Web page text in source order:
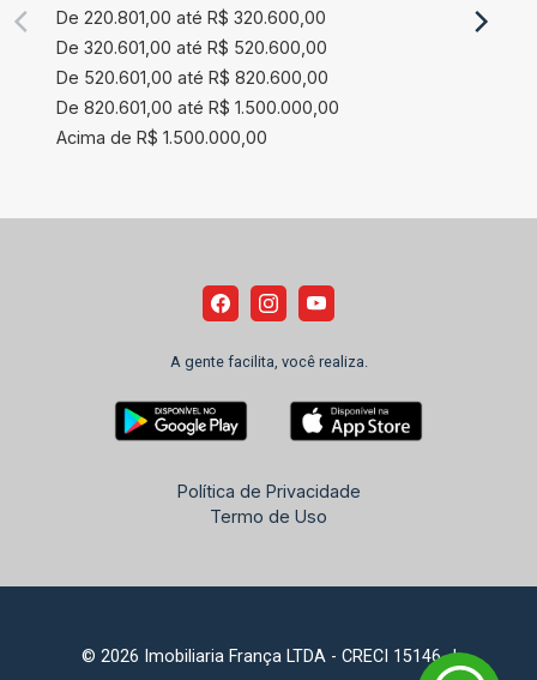
De 220.801,00 até R$ 320.600,00
De 320.601,00 até R$ 520.600,00
De 520.601,00 até R$ 820.600,00
De 820.601,00 até R$ 1.500.000,00
Acima de R$ 1.500.000,00
A gente facilita, você realiza.
Política de Privacidade
Termo de Uso
© 2026 Imobiliaria França LTDA - CRECI 15146-J